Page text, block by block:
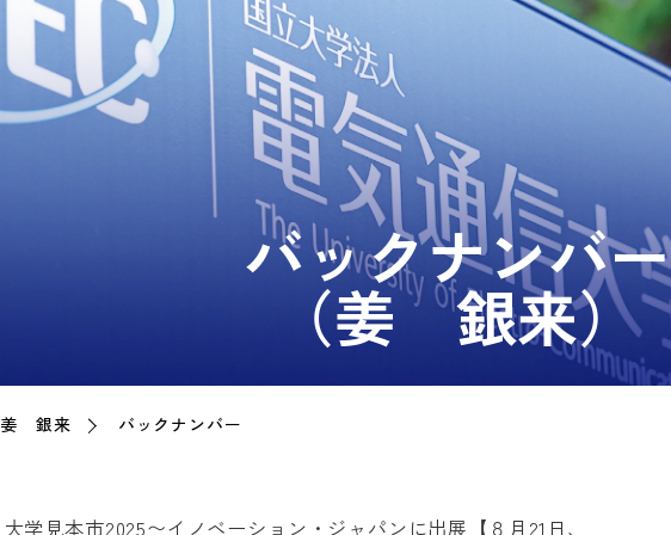
バックナンバー
（姜 銀来）
姜 銀来 バックナンバー
大学見本市2025〜イノベーション・ジャパンに出展【８月21日、